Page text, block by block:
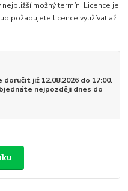
nejbližší možný termín. Licence je
požadujete licence využívat až
doručit již 12.08.2026 do 17:00.
nejpozději dnes do